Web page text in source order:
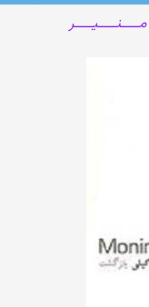
مـــــنـــــیـــــر